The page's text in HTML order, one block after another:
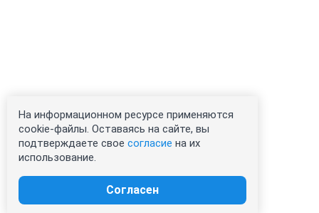
На информационном ресурсе применяются
cookie-файлы. Оставаясь на сайте, вы
подтверждаете свое согласие на их
использование.
Согласен